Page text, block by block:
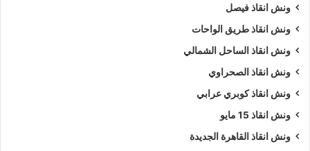
ونش انقاذ فيصل
ونش انقاذ طريق الواحات
ونش انقاذ الساحل الشمالي
ونش انقاذ الصحراوي
ونش انقاذ كوبري عرابي
ونش انقاذ 15 مايو
ونش انقاذ القاهرة الجديدة